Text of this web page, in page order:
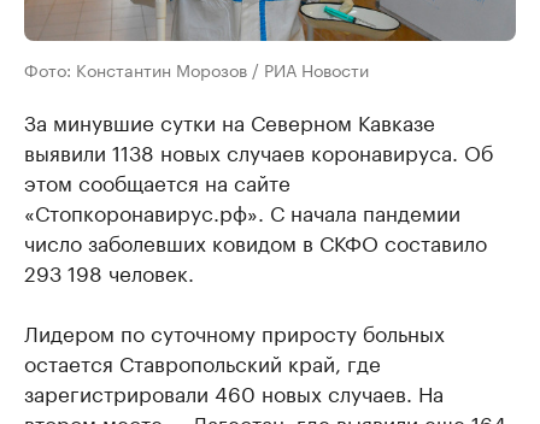
Фото: Константин Морозов / РИА Новости
За минувшие сутки на Северном Кавказе
выявили 1138 новых случаев коронавируса. Об
этом сообщается на сайте
«Стопкоронавирус.рф». С начала пандемии
число заболевших ковидом в СКФО составило
293 198 человек.
Лидером по суточному приросту больных
остается Ставропольский край, где
зарегистрировали 460 новых случаев. На